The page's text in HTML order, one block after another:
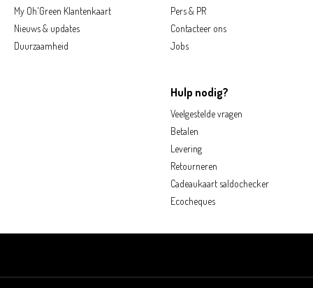
My Oh'Green Klantenkaart
Nieuws & updates
Duurzaamheid
Pers & PR
Contacteer ons
Jobs
Hulp nodig?
Veelgestelde vragen
Betalen
Levering
Retourneren
Cadeaukaart saldochecker
Ecocheques